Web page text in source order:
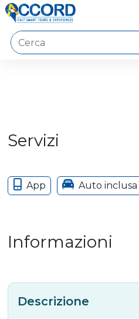
Servizi
App Auto inclusa
Informazioni
Descrizione